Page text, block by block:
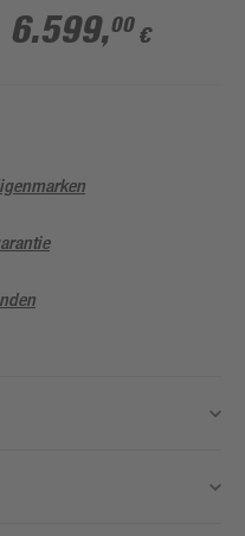
cm unbehandelt m.
Abstellraum
6.599,00 €